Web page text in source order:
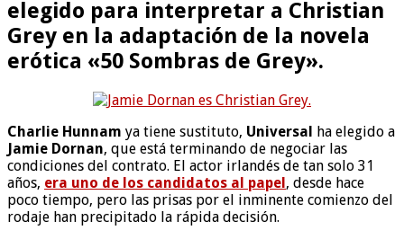
elegido para interpretar a Christian
Grey en la adaptación de la novela
erótica «50 Sombras de Grey».
Charlie Hunnam ya tiene sustituto, Universal
ha elegido a
Jamie Dornan, que está terminando de negociar las
condiciones del contrato. El actor irlandés de tan solo 31
años, era uno de los candidatos al papel , desde hace
poco tiempo, pero las prisas por el inminente comienzo del
rodaje han precipitado la rápida decisión.